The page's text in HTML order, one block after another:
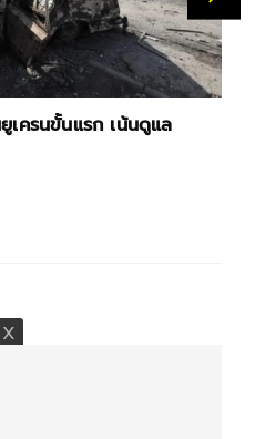
เครนขั้นแรก เน้นดูแล